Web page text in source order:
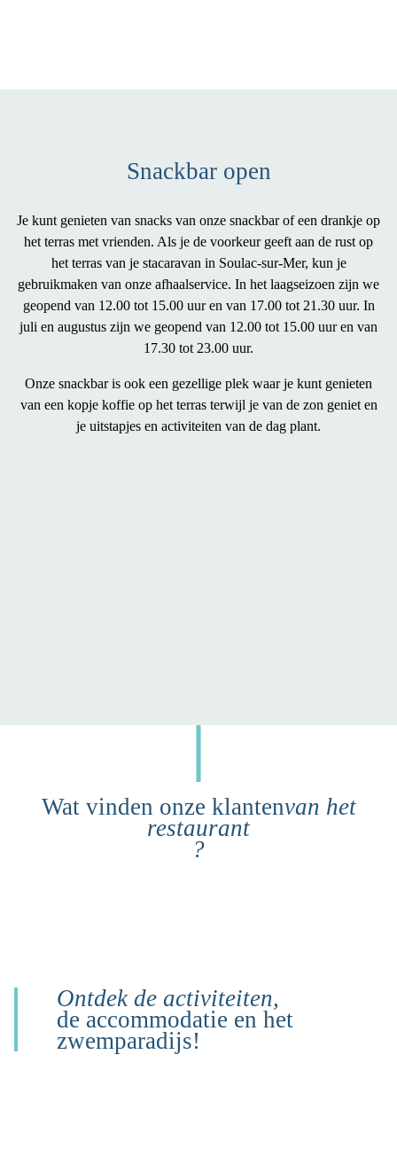
Snackbar open
Je kunt genieten van snacks van onze snackbar of een drankje op
het terras met vrienden. Als je de voorkeur geeft aan de rust op
het terras van je stacaravan in Soulac-sur-Mer, kun je
gebruikmaken van onze afhaalservice. In het laagseizoen zijn we
geopend van 12.00 tot 15.00 uur en van 17.00 tot 21.30 uur. In
juli en augustus zijn we geopend van 12.00 tot 15.00 uur en van
17.30 tot 23.00 uur.
Onze snackbaris ook een gezellige plek waar je kunt genieten
van een kopje koffie op het terrasterwijl je van de zon geniet en
je uitstapjes en activiteiten van de dag plant.
Wat vinden onze klantenvan het
restaurant
?
Ontdek de activiteiten,
de accommodatie en het
zwemparadijs!